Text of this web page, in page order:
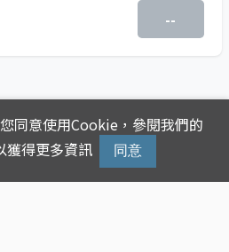
--
同意使用Cookie，參閱我們的
獲得更多資訊 同意